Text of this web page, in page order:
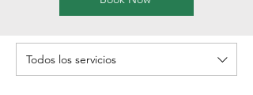
Todos los servicios